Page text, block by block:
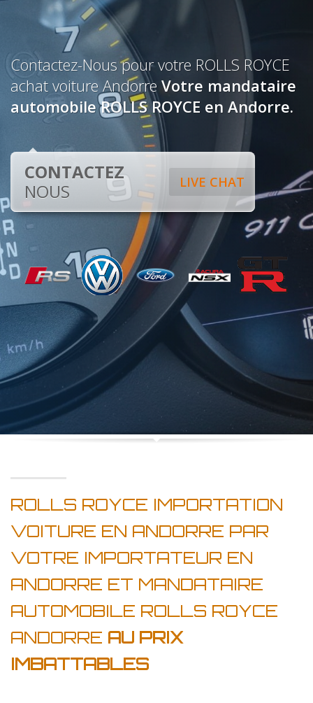
Contactez-Nous pour votre ROLLS ROYCE
achat voiture Andorre Votre mandataire
automobile ROLLS ROYCE en Andorre.
LIVE CHAT
CONTACTEZ
NOUS
ROLLS ROYCE IMPORTATION
VOITURE EN ANDORRE PAR
VOTRE IMPORTATEUR EN
ANDORRE ET MANDATAIRE
AUTOMOBILE ROLLS ROYCE
ANDORRE AU PRIX
IMBATTABLES